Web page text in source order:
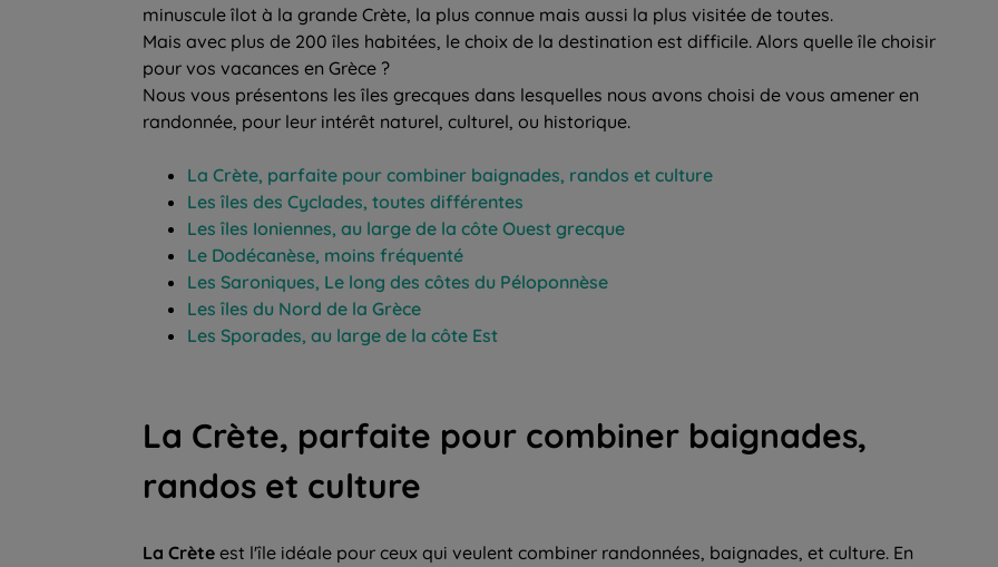
minuscule îlot à la grande Crète, la plus connue mais aussi la plus visitée de toutes.
Mais avec plus de 200 îles habitées, le choix de la destination est difficile. Alors quelle île choisir
pour vos vacances en Grèce ?
Nous vous présentons les îles grecques dans lesquelles nous avons choisi de vous amener en
randonnée, pour leur intérêt naturel, culturel, ou historique.
La Crète, parfaite pour combiner baignades, randos et culture
Les îles des Cyclades, toutes différentes
Les îles Ioniennes, au large de la côte Ouest grecque
Le Dodécanèse, moins fréquenté
Les Saroniques, Le long des côtes du Péloponnèse
Les îles du Nord de la Grèce
Les Sporades, au large de la côte Est
La Crète, parfaite pour combiner baignades,
randos et culture
La Crète est l'île idéale pour ceux qui veulent combiner randonnées, baignades, et culture. En